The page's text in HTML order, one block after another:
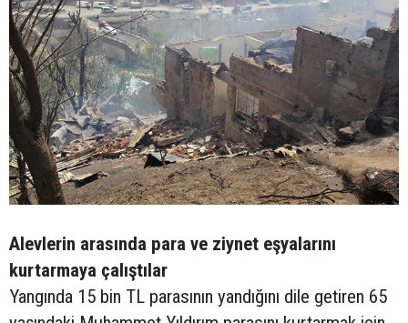
Alevlerin arasında para ve ziynet eşyalarını
kurtarmaya çalıştılar
Yangında 15 bin TL parasının yandığını dile getiren 65